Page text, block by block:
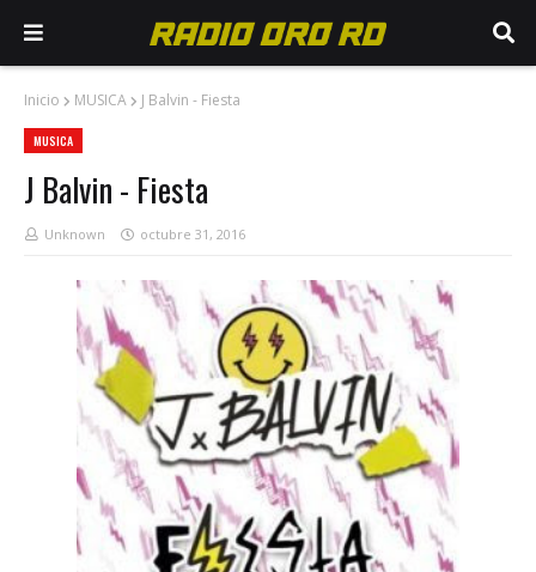
Inicio MUSICA J Balvin - Fiesta
MUSICA
J Balvin - Fiesta
Unknown octubre 31, 2016